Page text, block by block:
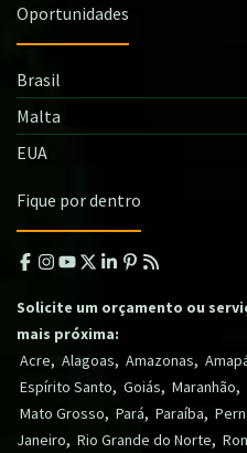
Oportunidades
Brasil
Malta
EUA
Fique por dentro
Solicite um orçamento ou
mais próxima:
Acre, Alagoas, Amazonas,
Espírito Santo, Goiás, Maranhão,
Mato Grosso, Pará, Paraíba,
Janeiro, Rio Grande do Norte,